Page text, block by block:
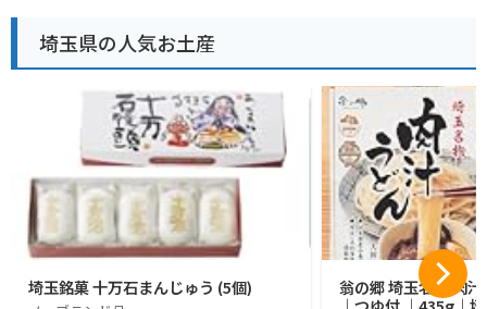
埼玉県の人気お土産
埼玉銘菓 十万石まんじゅう (5個)
翁の郷 埼玉名物 肉